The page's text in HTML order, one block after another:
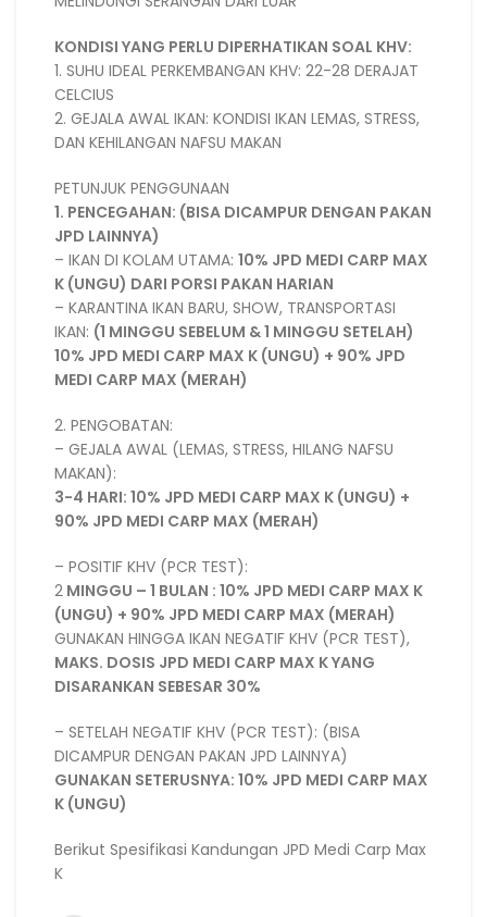
KONDISI YANG PERLU DIPERHATIKAN SOAL KHV:
1. SUHU IDEAL PERKEMBANGAN KHV: 22-28 DERAJAT
CELCIUS
2. GEJALA AWAL IKAN: KONDISI IKAN LEMAS, STRESS,
DAN KEHILANGAN NAFSU MAKAN
PETUNJUK PENGGUNAAN
1. PENCEGAHAN: (BISA DICAMPUR DENGAN PAKAN
JPD LAINNYA)
– IKAN DI KOLAM UTAMA: 10% JPD MEDI CARP MAX
K (UNGU) DARI PORSI PAKAN HARIAN
– KARANTINA IKAN BARU, SHOW, TRANSPORTASI
IKAN: (1 MINGGU SEBELUM & 1 MINGGU SETELAH)
10% JPD MEDI CARP MAX K (UNGU) + 90% JPD
MEDI CARP MAX (MERAH)
2. PENGOBATAN:
– GEJALA AWAL (LEMAS, STRESS, HILANG NAFSU
MAKAN):
3-4 HARI: 10% JPD MEDI CARP MAX K (UNGU) +
90% JPD MEDI CARP MAX (MERAH)
– POSITIF KHV (PCR TEST):
2 MINGGU – 1 BULAN : 10% JPD MEDI CARP MAX K
(UNGU) + 90% JPD MEDI CARP MAX (MERAH)
GUNAKAN HINGGA IKAN NEGATIF KHV (PCR TEST),
MAKS. DOSIS JPD MEDI CARP MAX K YANG
DISARANKAN SEBESAR 30%
– SETELAH NEGATIF KHV (PCR TEST): (BISA
DICAMPUR DENGAN PAKAN JPD LAINNYA)
GUNAKAN SETERUSNYA: 10% JPD MEDI CARP MAX
K (UNGU)
Berikut Spesifikasi Kandungan JPD Medi Carp Max
K